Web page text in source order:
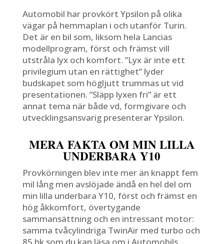
Automobil har provkört Ypsilon på olika
vägar på hemmaplan i och utanför Turin.
Det är en bil som, liksom hela Lancias
modellprogram, först och främst vill
utstråla lyx och komfort. ”Lyx är inte ett
privilegium utan en rättighet” lyder
budskapet som högljutt trummas ut vid
presentationen. ”Släpp lyxen fri” är ett
annat tema när både vd, formgivare och
utvecklingsansvarig presenterar Ypsilon.
MERA FAKTA OM MIN LILLA
UNDERBARA Y10
Provkörningen blev inte mer än knappt fem
mil lång men avslöjade ändå en hel del om
min lilla underbara Y10, först och främst en
hög åkkomfort, övertygande
sammansättning och en intressant motor:
samma tvåcylindriga TwinAir med turbo och